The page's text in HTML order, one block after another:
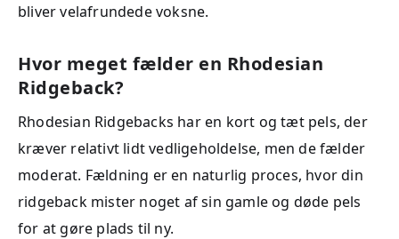
bliver velafrundede voksne.
Hvor meget fælder en Rhodesian
Ridgeback?
Rhodesian Ridgebacks har en kort og tæt pels, der
kræver relativt lidt vedligeholdelse, men de fælder
moderat. Fældning er en naturlig proces, hvor din
ridgeback mister noget af sin gamle og døde pels
for at gøre plads til ny.